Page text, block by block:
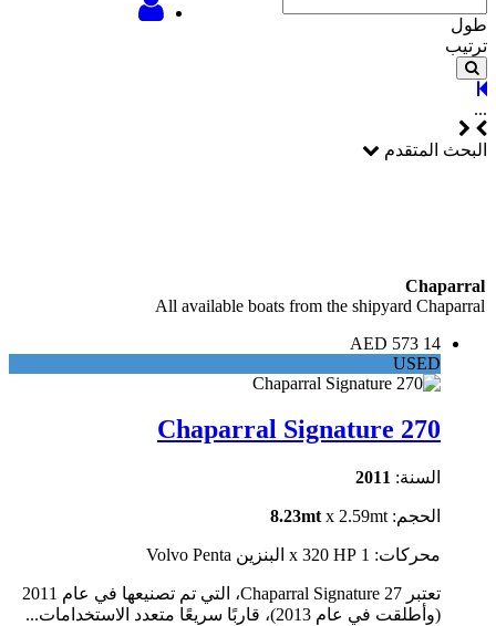
طول
ترتيب
...
البحث المتقدم
Chaparral
All available boats from the shipyard Chaparral
14 573 AED
USED
Chaparral Signature 270
السنة: 2011
الحجم: 8.23mt x 2.59mt
محركات: 1 x 320 HP البنزين Volvo Penta
تعتبر Chaparral Signature 27، التي تم تصنيعها في عام 2011
(وأطلقت في عام 2013)، قاربًا سريعًا متعدد الاستخدامات...